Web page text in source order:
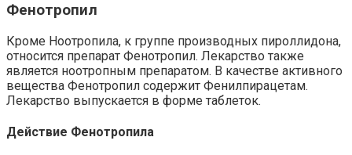
Фенотропил
Кроме Ноотропила, к группе производных пироллидона,
относится препарат Фенотропил. Лекарство также
является ноотропным препаратом. В качестве активного
вещества Фенотропил содержит Фенилпирацетам.
Лекарство выпускается в форме таблеток.
Действие Фенотропила